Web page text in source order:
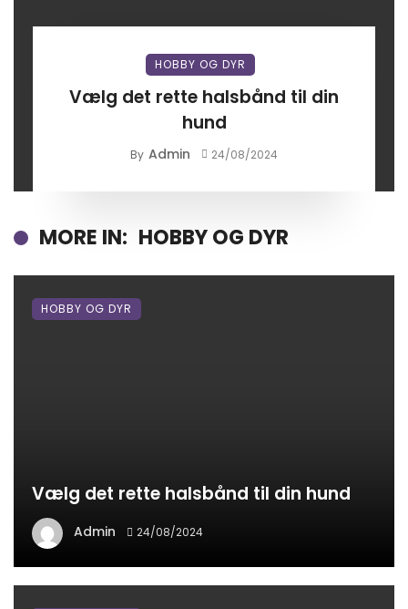
HOBBY OG DYR
Vælg det rette halsbånd til din
hund
By Admin 24/08/2024
MORE IN: HOBBY OG DYR
Vælg det rette halsbånd til din hund
Admin 24/08/2024
HOBBY OG DYR